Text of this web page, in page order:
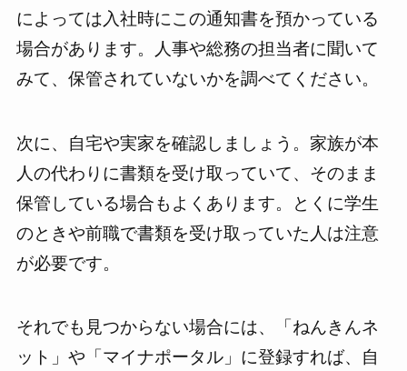
によっては入社時にこの通知書を預かっている
場合があります。人事や総務の担当者に聞いて
みて、保管されていないかを調べてください。
次に、自宅や実家を確認しましょう。家族が本
人の代わりに書類を受け取っていて、そのまま
保管している場合もよくあります。とくに学生
のときや前職で書類を受け取っていた人は注意
が必要です。
それでも見つからない場合には、「ねんきんネ
ット」や「マイナポータル」に登録すれば、自